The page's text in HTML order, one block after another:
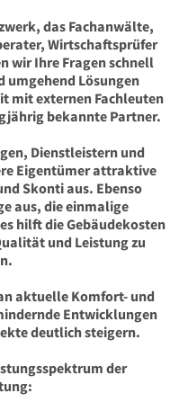
das Fachanwälte,
Wirtschaftsprüfer
wir Ihre Fragen schnell
Lösungen
mit externen Fachleuten
bekannte Partner.
Dienstleistern und
Eigentümer attraktive
Skonti aus. Ebenso
aus, die einmalige
hilft die Gebäudekosten
und Leistung zu
aktuelle Komfort- und
Entwicklungen
deutlich steigern.
der